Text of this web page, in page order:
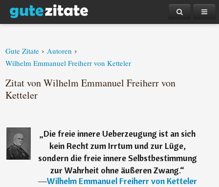
Gute Zitate › Autoren ›
Wilhelm Emmanuel Freiherr von Ketteler
Zitat von Wilhelm Emmanuel Freiherr von
Ketteler
„Die freie innere Ueberzeugung ist an sich
kein Recht zum Irrtum und zur Lüge,
sondern die freie innere Selbstbestimmung
zur Wahrheit ohne äußeren Zwang.“
―Wilhelm Emmanuel Freiherr von Ketteler